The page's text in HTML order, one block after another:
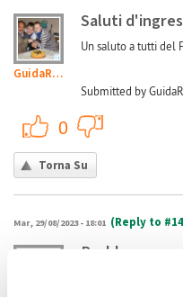
GuidaRoberto1954
Saluti
Un saluto a tutti del
Submitted by
0
Torna Su
Mar, 29/08/2023 - 18:01 (Reply to
Problema
Anche io ho le